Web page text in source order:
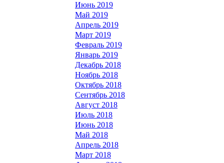
Июнь 2019
Май 2019
Апрель 2019
Март 2019
Февраль 2019
Январь 2019
Декабрь 2018
Ноябрь 2018
Октябрь 2018
Сентябрь 2018
Август 2018
Июль 2018
Июнь 2018
Май 2018
Апрель 2018
Март 2018